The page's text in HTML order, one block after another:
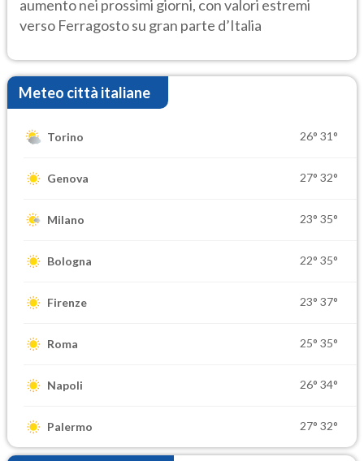
aumento nei prossimi giorni, con valori estremi
verso Ferragosto su gran parte d’Italia
Meteo città italiane
Torino 26° 31°
Genova 27° 32°
Milano 23° 35°
Bologna 22° 35°
Firenze 23° 37°
Roma 25° 35°
Napoli 26° 34°
Palermo 27° 32°